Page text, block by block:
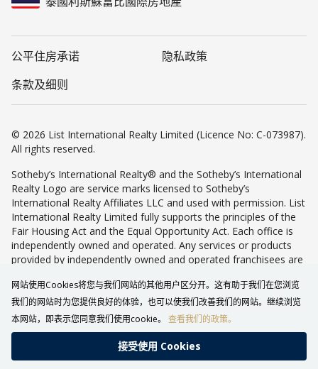
公平住房承诺
隐私政策
条款及细则
© 2026 List International Realty Limited (Licence No: C-073987).
All rights reserved.
Sotheby’s International Realty® and the Sotheby’s International
Realty Logo are service marks licensed to Sotheby’s
International Realty Affiliates LLC and used with permission. List
International Realty Limited fully supports the principles of the
Fair Housing Act and the Equal Opportunity Act. Each office is
independently owned and operated. Any services or products
provided by independently owned and operated franchisees are
International Realty Affiliates LLC nor any of its affiliated
companies.
致电查询 WHATSAPP
网站使用Cookies将您与我们网站的其他用户区分开。这有助于我们在您浏览
我们的网站时为您提供良好的体验，也可以使我们改善我们的网站。继续浏览
本网站，即表示您同意我们使用cookie。 查看我们的政策。
接受使⽤ Cookies